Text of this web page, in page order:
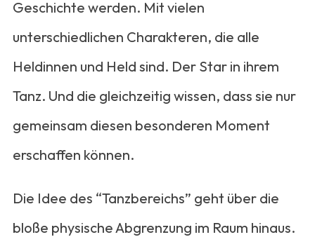
Geschichte werden. Mit vielen
unterschiedlichen Charakteren, die alle
Heldinnen und Held sind. Der Star in ihrem
Tanz. Und die gleichzeitig wissen, dass sie nur
gemeinsam diesen besonderen Moment
erschaffen können.
Die Idee des “Tanzbereichs” geht über die
bloße physische Abgrenzung im Raum hinaus.